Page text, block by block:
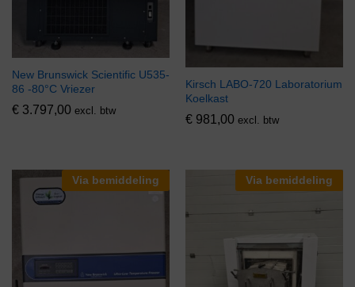
New Brunswick Scientific U535-
86 -80°C Vriezer
€ 3.797,00 excl. btw
Kirsch LABO-720 Laboratorium
Koelkast
€ 981,00 excl. btw
Via bemiddeling Via bemiddeling